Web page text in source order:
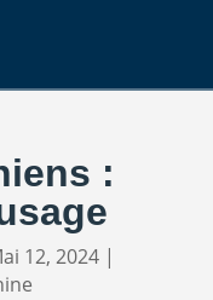
:
12, 2024|